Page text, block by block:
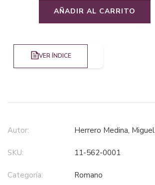
AÑADIR AL CARRITO
VER ÍNDICE
Autor: Herrero Medina, Miguel
SKU: 11-562-0001
Categoría: romano